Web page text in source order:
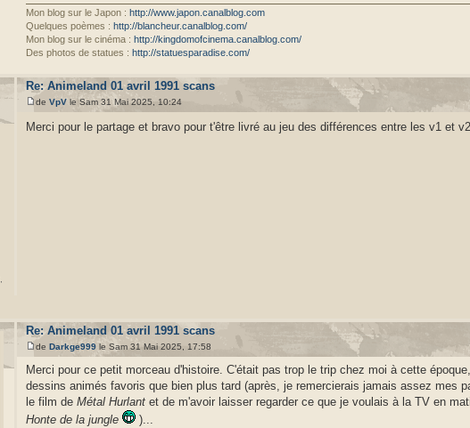
Mon blog sur le Japon : http://www.japon.canalblog.com
Quelques poèmes : http://blancheur.canalblog.com/
Mon blog sur le cinéma : http://kingdomofcinema.canalblog.com/
Des photos de statues : http://statuesparadise.com/
Re: Animeland 01 avril 1991 scans
de VpV le Sam 31 Mai 2025, 10:24
Merci pour le partage et bravo pour t'être livré au jeu des différences entre les v1 et
Re: Animeland 01 avril 1991 scans
de Darkge999 le Sam 31 Mai 2025, 17:58
Merci pour ce petit morceau d'histoire. C'était pas trop le trip chez moi à cette
dessins animés favoris que bien plus tard (après, je remercierais jamais assez mes
le film de Métal Hurlant et de m'avoir laisser regarder ce que je voulais à la TV en
Honte de la jungle
)...